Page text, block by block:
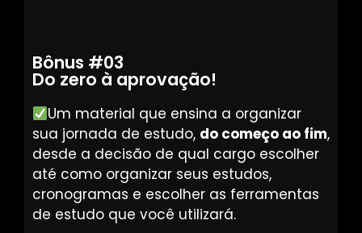
Bônus #03
Do zero à aprovação!
Um material que ensina a organizar
sua jornada de estudo, do começo ao fim,
desde a decisão de qual cargo escolher
até como organizar seus estudos,
cronogramas e escolher as ferramentas
de estudo que você utilizará.